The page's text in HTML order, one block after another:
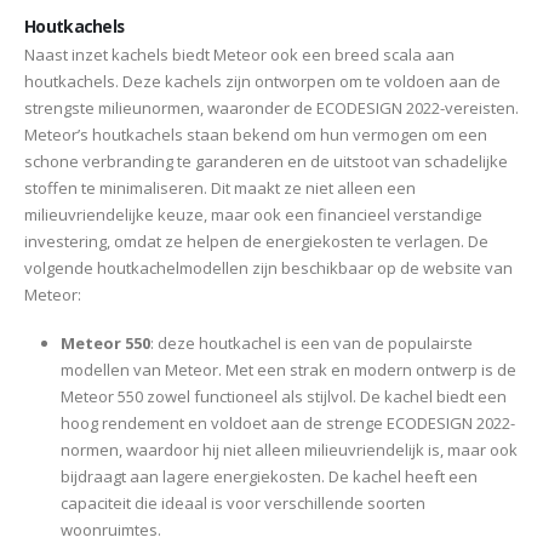
Houtkachels
Naast inzet kachels biedt Meteor ook een breed scala aan
houtkachels. Deze kachels zijn ontworpen om te voldoen aan de
strengste milieunormen, waaronder de ECODESIGN 2022-vereisten.
Meteor’s houtkachels staan bekend om hun vermogen om een
schone verbranding te garanderen en de uitstoot van schadelijke
stoffen te minimaliseren. Dit maakt ze niet alleen een
milieuvriendelijke keuze, maar ook een financieel verstandige
investering, omdat ze helpen de energiekosten te verlagen. De
volgende houtkachelmodellen zijn beschikbaar op de website van
Meteor:
Meteor 550: deze houtkachel is een van de populairste
modellen van Meteor. Met een strak en modern ontwerp is de
Meteor 550 zowel functioneel als stijlvol. De kachel biedt een
hoog rendement en voldoet aan de strenge ECODESIGN 2022-
normen, waardoor hij niet alleen milieuvriendelijk is, maar ook
bijdraagt aan lagere energiekosten. De kachel heeft een
capaciteit die ideaal is voor verschillende soorten
woonruimtes.